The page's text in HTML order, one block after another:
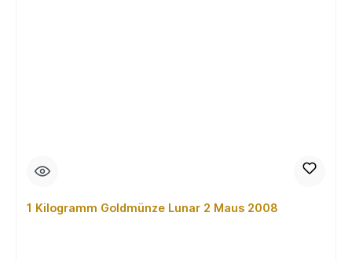
1 Kilogramm Goldmünze Lunar 2 Maus 2008